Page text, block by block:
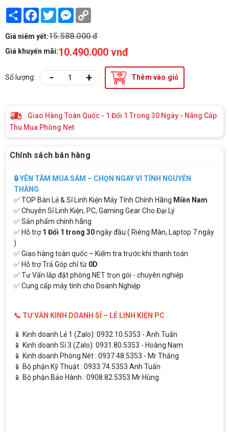
Share Facebook
TwitterMessenger
Giá niêm yết:15.588.000 đ
Giá khuyến mãi:10.490.000 vnđ
Số lượng: - + Thêm vào giỏ
Giao Hàng Toàn Quốc - 1 Đổi 1 Trong 30 Ngày - Nâng Cấp
Thu Mua Phòng Net
Chính sách bán hàng
🔒 YÊN TÂM MUA SẮM – CHỌN NGAY VI TÍNH NGUYỄN
THẮNG
✅ TOP Bán Lẻ & Sỉ Linh Kiện Máy Tính Chính Hãng Miền Nam
✅ Chuyên Sỉ Linh Kiện, PC, Gaming Gear Cho Đại Lý
✅ Sản phẩm chính hãng
✅ Hỗ trợ1 Đổi 1 trong 30ngày đầu ( Riêng Màn, Laptop 7 ngày
)
✅ Giao hàng toàn quốc – Kiểm tra trước khi thanh toán
✅ Hỗ trợ Trả Góp chỉ từ 0D
✅ Tư Vấn lắp đặt phòng NET trọn gói - chuyên nghiệp
✅ Cung cấp máy tính cho Doanh Nghiệp
📞 TƯ VẤN KINH DOANH SỈ – LẺ LINH KIỆN PC
📱 Kinh doanh Lẻ 1 (Zalo): 0932.10.5353 - Anh.Tuấn
📱 Kinh doanh Sỉ 3 (Zalo): 0931.80.5353 - Hoàng Nam
📱 Kinh doanh Phòng Nét : 0937.48.5353 - Mr Thắng
📱 Bộ phận Kỹ Thuật : 0933.74.5353 Anh Tuấn
📱 Bộ phận Bảo Hành : 0908.82.5353 Mr Hùng